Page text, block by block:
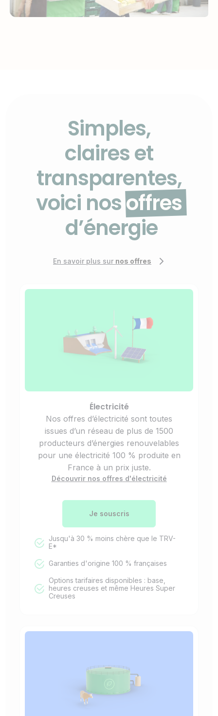
Simples,
claires et
transparentes,
voici nosoffres
d’énergie
En savoir plus sur nos offres
Électricité
Nos offres d’électricité sont toutes
issues d’un réseau de plus de 1500
producteurs d’énergies renouvelables
pour une électricité 100 % produite en
France à un prix juste.
Découvrir nos offres d'électricité
Je souscris
Jusqu'à 30 % moins chère que le TRV-
E*
Garanties d'origine 100 % françaises
Options tarifaires disponibles : base,
heures creuses et même Heures Super
Creuses